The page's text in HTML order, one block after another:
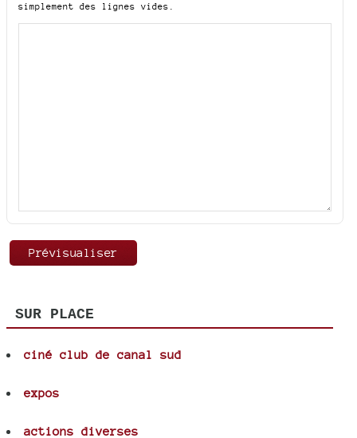
simplement des lignes vides.
SUR PLACE
ciné club de canal sud
expos
actions diverses